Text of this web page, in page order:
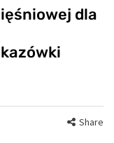
dla
Share